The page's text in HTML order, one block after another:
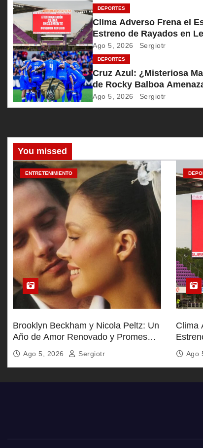
ó
n
d
e
e
n
t
r
a
d
a
s
DEPORTES
Clima Adverso Frena el
Estreno de Rayados en
Cup
Ago 5, 2026 Sergiotr
DEPORTES
Cruz Azul: ¿Misteriosa
de Rocky Balboa
en Leagues Cup?
Ago 5, 2026 Sergiotr
You missed
ENTRETENIMIENTO
Brooklyn Beckham y Nicola Peltz: Un
Año de Amor Renovado y Promesas
Eternas
Ago 5, 2026 Sergiotr
Clima
Ago